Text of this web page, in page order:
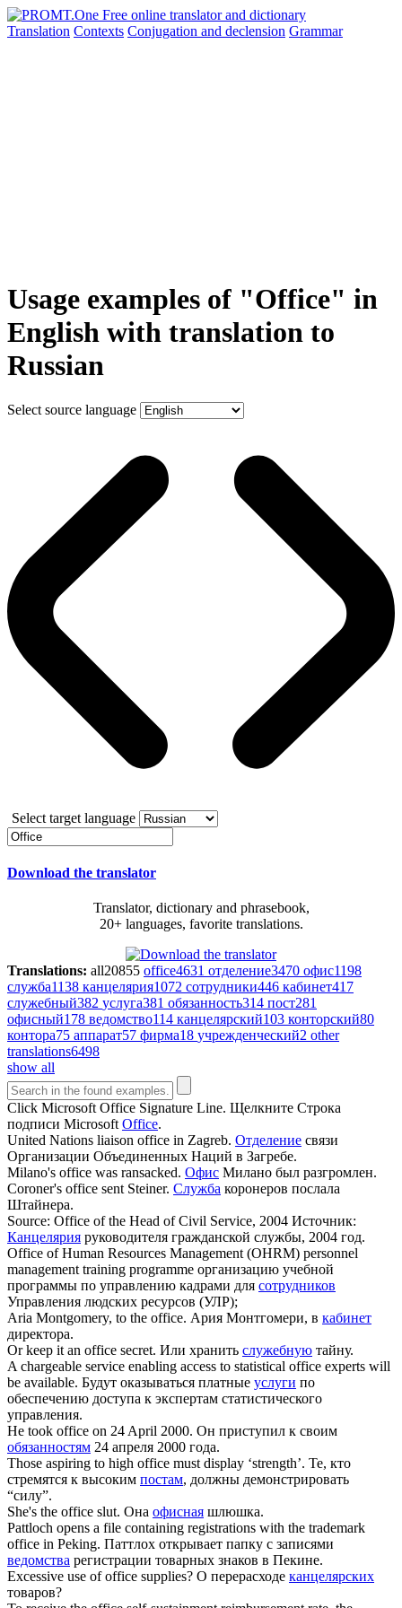
Translation Contexts Conjugation and declension Grammar
Usage examples of "Office" in
English with translation to
Russian
Select source language
Select target language
Download the translator
Translator, dictionary and phrasebook,
20+ languages, favorite translations.
Translations: all20855 office4631 отделение3470 офис1198
служба1138 канцелярия1072 сотрудники446 кабинет417
служебный382 услуга381 обязанность314 пост281
офисный178 ведомство114 канцелярский103 конторский80
контора75 аппарат57 фирма18 учрежденческий2 other
translations6498
show all
Click MicrosoftOffice Signature Line. Щелкните Строка
подписи MicrosoftOffice.
United Nations liaison office in Zagreb. Отделение связи
Организации Объединенных Наций в Загребе.
Milano's office was ransacked. Офис Милано был разгромлен.
Coroner's office sent Steiner. Служба коронеров послала
Штайнера.
Source: Office of the Head of Civil Service, 2004 Источник:
Канцелярия руководителя гражданской службы, 2004 год.
Office of Human Resources Management (OHRM) personnel
management training programme организацию учебной
программы по управлению кадрами для сотрудников
Управления людских ресурсов (УЛР);
Aria Montgomery, to the office. Ария Монтгомери, в кабинет
директора.
Or keep it an office secret. Или хранить служебную тайну.
A chargeable service enabling access to statistical office experts will
be available. Будут оказываться платные услуги по
обеспечению доступа к экспертам статистического
управления.
He took office on 24 April 2000. Он приступил к своим
обязанностям 24 апреля 2000 года.
Those aspiring to high office must display ‘strength’. Те, кто
стремятся к высоким постам, должны демонстрировать
“силу”.
She's the office slut. Она офисная шлюшка.
Pattloch opens a file containing registrations with the trademark
office in Peking. Паттлох открывает папку с записями
ведомства регистрации товарных знаков в Пекине.
Excessive use ofoffice supplies? О перерасходе канцелярских
товаров?